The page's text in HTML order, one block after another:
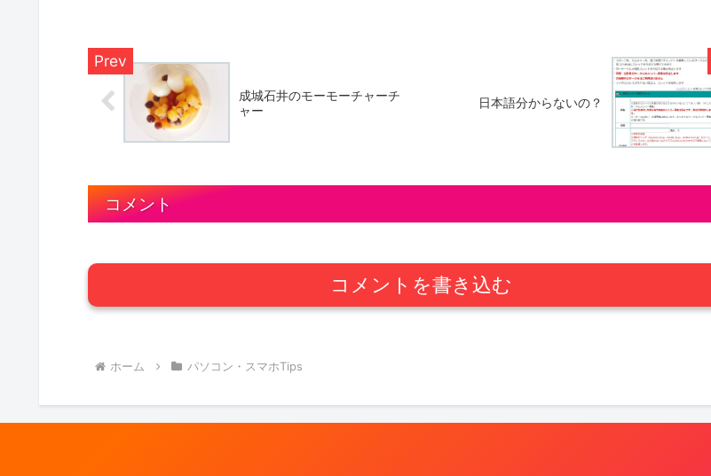
成城石井のモーモーチャーチ
ャー
日本語分からないの？
コメント
コメントを書き込む
ホーム パソコン・スマホTips